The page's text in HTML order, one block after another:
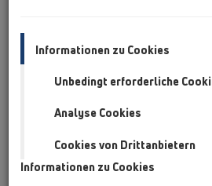
Brauhausgasse 3, 2325 Himberg
16.06.2026 WIFI Steiermark
Körblergasse 111-113, 8010 Graz
Informationen zu Cookies
Unbedingt erforderliche
Analyse Cookies
Cookies von Drittanbietern
Informationen zu Cookies